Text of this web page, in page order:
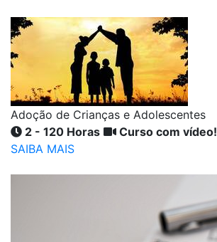
Adoção de Crianças e Adolescentes
2 - 120 Horas
Curso com vídeo!
SAIBA MAIS